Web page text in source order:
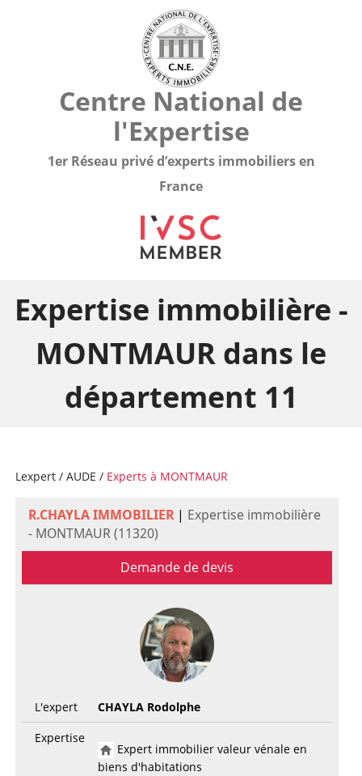
Centre National de
l'Expertise
1er Réseau privé d’experts immobiliers en
France
Expertise immobilière -
MONTMAUR dans le
département 11
Lexpert/ AUDE / Experts à MONTMAUR
R.CHAYLA IMMOBILIER | Expertise immobilière
- MONTMAUR (11320)
Demande de devis
L'expert
CHAYLA Rodolphe
Expertise
Expert immobilier valeur vénale en
biens d'habitations